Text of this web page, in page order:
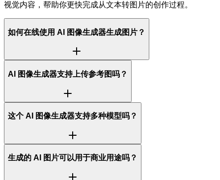
视觉内容，帮助你更快完成从文本转图片的创作过程。
如何在线使用 AI 图像生成器生成图片？
AI 图像生成器支持上传参考图吗？
这个 AI 图像生成器支持多种模型吗？
生成的 AI 图片可以用于商业用途吗？